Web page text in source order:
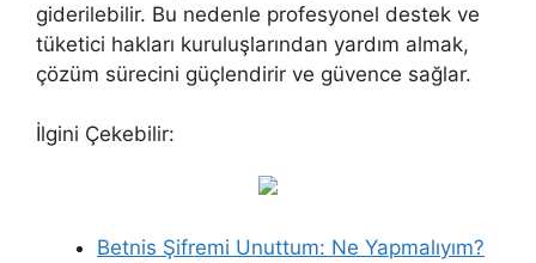
giderilebilir. Bu nedenle profesyonel destek ve
tüketici hakları kuruluşlarından yardım almak,
çözüm sürecini güçlendirir ve güvence sağlar.
İlgini Çekebilir:
Betnis Şifremi Unuttum: Ne Yapmalıyım?